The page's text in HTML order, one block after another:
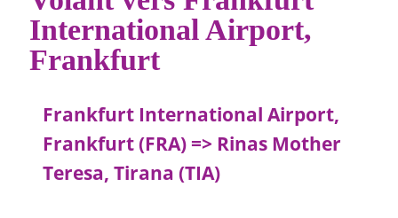
International Airport,
Frankfurt
Frankfurt International Airport,
Frankfurt (FRA) => Rinas Mother
Teresa, Tirana (TIA)